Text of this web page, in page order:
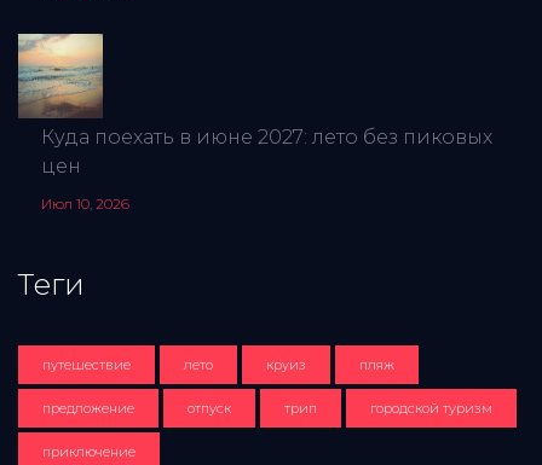
Куда поехать в июне 2027: лето без пиковых
цен
Июл 10, 2026
Теги
путешествие лето круиз пляж
предложение отпуск трип городской туризм
приключение